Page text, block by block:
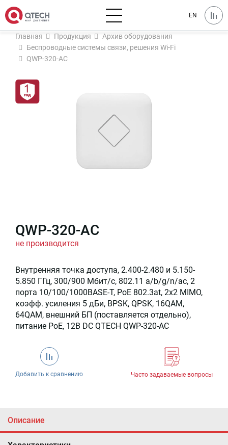
EN
Главная Продукция
Архив оборудования
Беспроводные системы связи, решения Wi-Fi
QWP-320-AC
QWP-320-AC
не производится
Внутренняя точка доступа, 2.400-2.480 и 5.150-
5.850 ГГц, 300/900 Мбит/c, 802.11 a/b/g/n/ac, 2
порта 10/100/1000BASE-T, PoE 802.3at, 2x2 MIMO,
коэфф. усиления 5 дБи, BPSK, QPSK, 16QAM,
64QAM, внешний БП (поставляется отдельно),
питание PoE, 12В DC QTECH QWP-320-AC
Добавить к сравнению Часто задаваемые вопросы
Описание